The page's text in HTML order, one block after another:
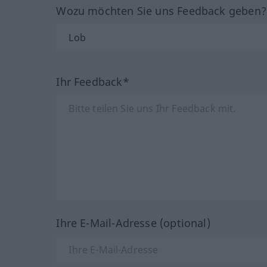
Wozu möchten Sie uns Feedback
Ihr Feedback*
Ihre E-Mail-Adresse (optional)